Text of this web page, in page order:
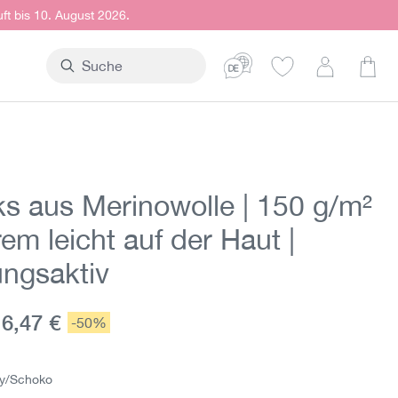
bis 10. August 2026.
aus Merinowolle | 150 g/m²
leicht auf der Haut |
Preis:
€ Rabatt:
-50%
Schoko